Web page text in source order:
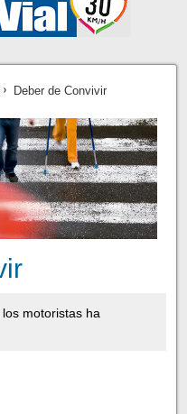
Deber de Convivir
motoristas ha